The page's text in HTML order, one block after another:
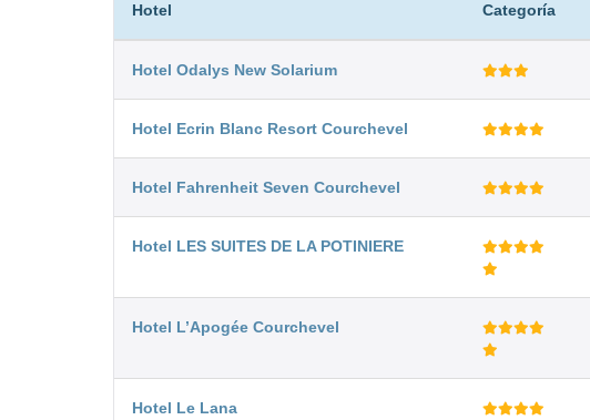
Hotel Categoría
Hotel Odalys New Solarium
Hotel Ecrin Blanc Resort Courchevel
Hotel Fahrenheit Seven Courchevel
Hotel LES SUITES DE LA POTINIERE
Hotel L’Apogée Courchevel
Hotel Le Lana